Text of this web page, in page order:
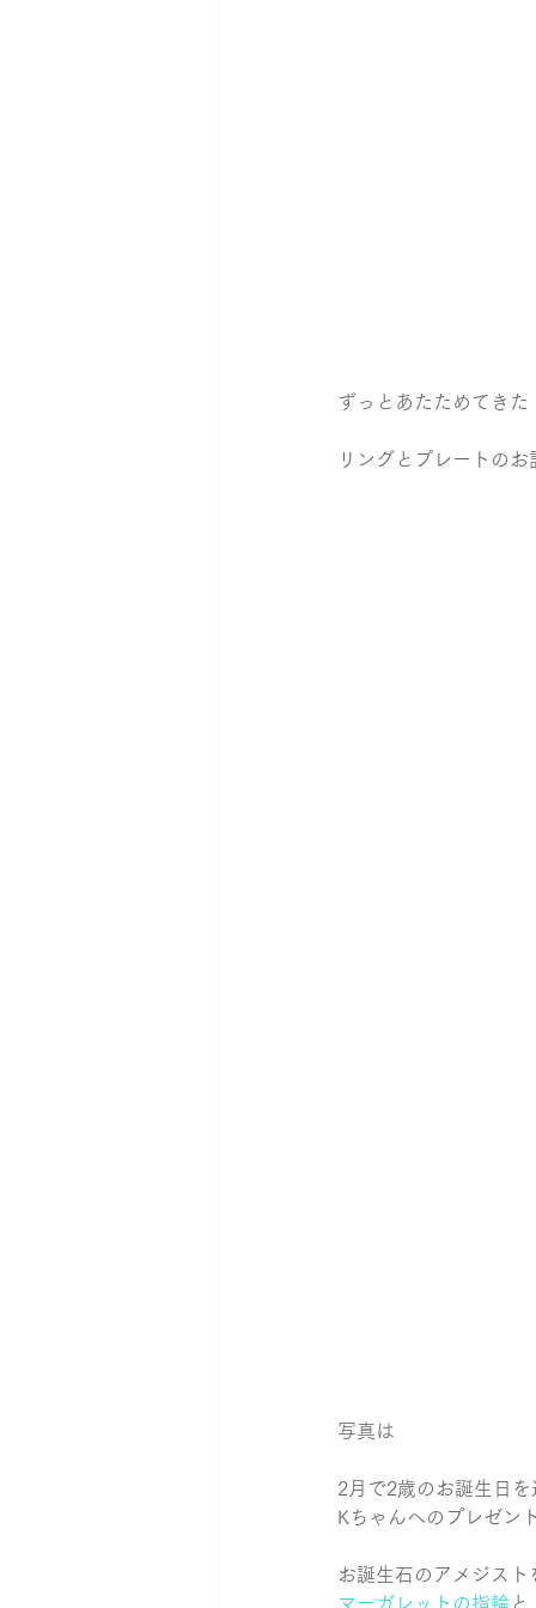
ずっとあたためてきた
リングとプレートの
写真は
2月で2歳のお誕生日を
Kちゃんへのプレゼン
お誕生石のアメジスト
マーガレットの指輪 と